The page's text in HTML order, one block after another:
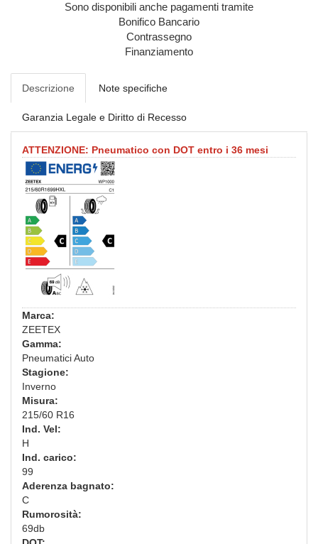
Sono disponibili anche pagamenti tramite
Bonifico Bancario
Contrassegno
Finanziamento
Descrizione Note specifiche
Garanzia Legale e Diritto di Recesso
ATTENZIONE: Pneumatico con DOT entro i 36 mesi
Marca:
ZEETEX
Gamma:
Pneumatici Auto
Stagione:
Inverno
Misura:
215/60 R16
Ind. Vel:
H
Ind. carico:
99
Aderenza bagnato:
C
Rumorosità:
69db